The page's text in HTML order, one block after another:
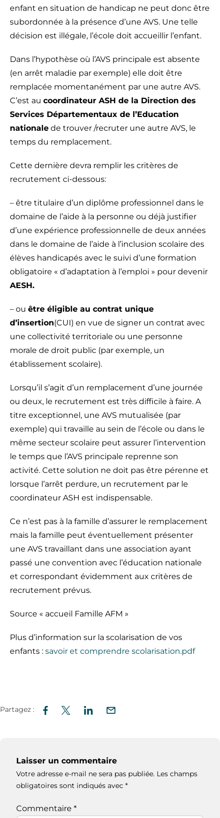
enfant en situation de handicap ne peut donc être
subordonnée à la présence d’une AVS. Une telle
décision est illégale, l’école doit accueillir l’enfant.
Dans l’hypothèse où l’AVS principale est absente
(en arrêt maladie par exemple) elle doit être
remplacée momentanément par une autre AVS.
C’est au coordinateur ASH de la Direction des
Services Départementaux de l’Education
nationale de trouver /recruter une autre AVS, le
temps du remplacement.
Cette dernière devra remplir les critères de
recrutement ci-dessous:
– être titulaire d’un diplôme professionnel dans le
domaine de l’aide à la personne ou déjà justifier
d’une expérience professionnelle de deux années
dans le domaine de l’aide à l’inclusion scolaire des
élèves handicapés avec le suivi d’une formation
obligatoire « d’adaptation à l’emploi » pour devenir
AESH.
– ou être éligible au contrat unique
d’insertion(CUI) en vue de signer un contrat avec
une collectivité territoriale ou une personne
morale de droit public (par exemple, un
établissement scolaire).
Lorsqu’il s’agit d’un remplacement d’une journée
ou deux, le recrutement est très difficile à faire. A
titre exceptionnel, une AVS mutualisée (par
exemple) qui travaille au sein de l’école ou dans le
même secteur scolaire peut assurer l’intervention
le temps que l’AVS principale reprenne son
activité. Cette solution ne doit pas être pérenne et
lorsque l’arrêt perdure, un recrutement par le
coordinateur ASH est indispensable.
Ce n’est pas à la famille d’assurer le remplacement
mais la famille peut éventuellement présenter
une AVS travaillant dans une association ayant
passé une convention avec l’éducation nationale
et correspondant évidemment aux critères de
recrutement prévus.
Source « accueil Famille AFM »
Plus d’information sur la scolarisation de vos
enfants : savoir et comprendre scolarisation.pdf
Partagez :
Laisser un commentaire
Votre adresse e-mail ne sera pas publiée. Les champs
obligatoires sont indiqués avec *
Commentaire *